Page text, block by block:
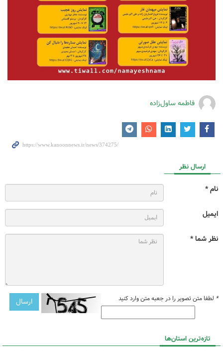
فاطمه ساول‌زاده
ارسال نظر
نام *
ایمیل
نظر شما *
* لطفا متن تصویر را در جعبه متن وارد کنید
تازه‌ترین استان‌ها